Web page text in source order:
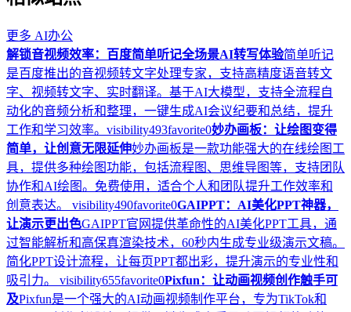
更多 AI办公
解锁音视频效率：百度简单听记全场景AI转写体验简单听记
是百度推出的音视频转文字处理专家，支持高精度语音转文
字、视频转文字、实时翻译。基于AI大模型，支持全流程自
动化的音频分析和整理，一键生成AI会议纪要和总结，提升
工作和学习效率。 visibility493favorite0妙办画板：让绘图变得
简单，让创意无限延伸妙办画板是一款功能强大的在线绘图工
具，提供多种绘图功能，包括流程图、思维导图等，支持团队
协作和AI绘图。免费使用，适合个人和团队提升工作效率和
创意表达。 visibility490favorite0GAIPPT：AI美化PPT神器，
让演示更出色GAIPPT官网提供革命性的AI美化PPT工具，通
过智能解析和高保真渲染技术，60秒内生成专业级演示文稿。
简化PPT设计流程，让每页PPT都出彩，提升演示的专业性和
吸引力。 visibility655favorite0Pixfun：让动画视频创作触手可
及Pixfun是一个强大的AI动画视频制作平台，专为TikTok和